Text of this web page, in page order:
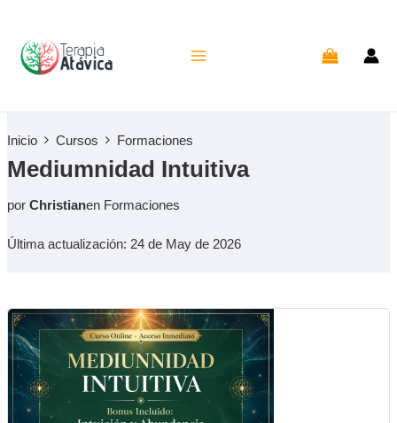
contenido
Inicio Cursos Formaciones
Mediumnidad Intuitiva
por Christianen Formaciones
Última actualización: 24 de May de 2026